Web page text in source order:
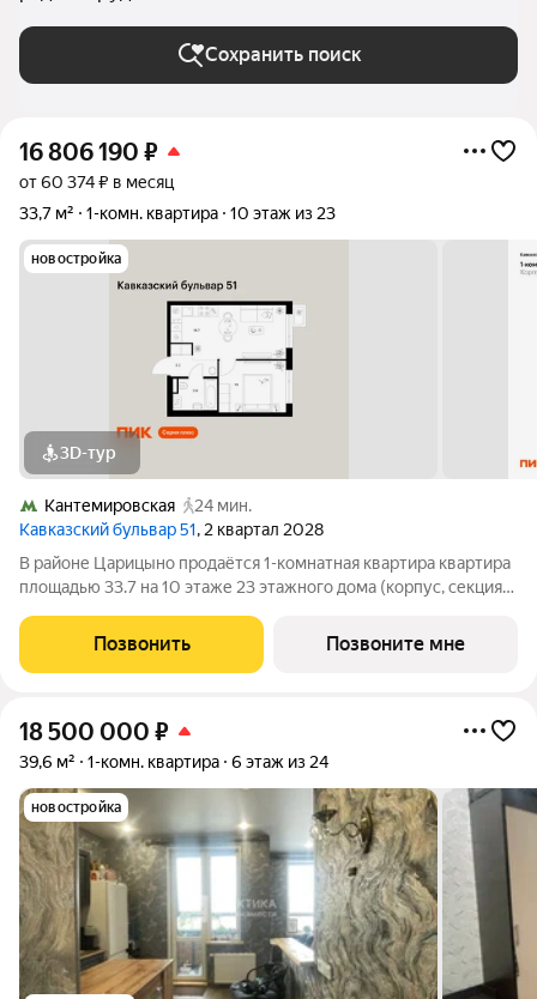
Сохранить поиск
16 806 190 ₽
от 60 374 ₽ в месяц
33,7 м²
1-комн. квартира 10 этаж из 23
новостройка
3D-тур
Кантемировская
24 мин.
Кавказский бульвар 51, 2 квартал 2028
В районе Царицыно продаётся 1-комнатная квартира квартира
площадью 33.7 на 10 этаже 23 этажного дома (корпус, секция)
расположение 17 минут пешком до станции метро
«Кантемировская» и 20 минут до станции
Позвонить Позвоните мне
18 500 000 ₽
39,6 м² 1-комн. квартира 6 этаж из 24
новостройка